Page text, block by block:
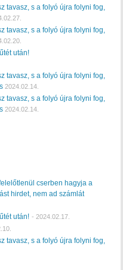
tavasz, s a folyó újra folyni fog,
tavasz, s a folyó újra folyni fog,
után!
tavasz, s a folyó újra folyni fog,
2024.02.14.
tavasz, s a folyó újra folyni fog,
2024.02.14.
cserben hagyja a
hirdet, nem ad számlát
után! - 2024.02.17.
tavasz, s a folyó újra folyni fog,